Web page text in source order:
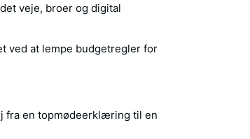
veje, broer og digital
ved at lempe budgetregler for
fra en topmødeerklæring til en